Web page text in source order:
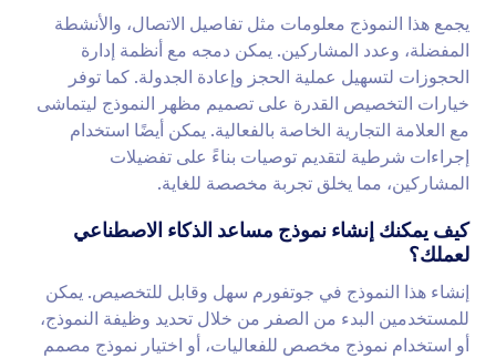
يجمع هذا النموذج معلومات مثل تفاصيل الاتصال، والأنشطة
المفضلة، وعدد المشاركين. يمكن دمجه مع أنظمة إدارة
الحجوزات لتسهيل عملية الحجز وإعادة الجدولة. كما توفر
خيارات التخصيص القدرة على تصميم مظهر النموذج ليتماشى
مع العلامة التجارية الخاصة بالفعالية. يمكن أيضًا استخدام
إجراءات شرطية لتقديم توصيات بناءً على تفضيلات
المشاركين، مما يخلق تجربة مخصصة للغاية.
كيف يمكنك إنشاء نموذج مساعد الذكاء الاصطناعي
لعملك؟
إنشاء هذا النموذج في جوتفورم سهل وقابل للتخصيص. يمكن
للمستخدمين البدء من الصفر من خلال تحديد وظيفة النموذج،
أو استخدام نموذج مخصص للفعاليات، أو اختيار نموذج مصمم